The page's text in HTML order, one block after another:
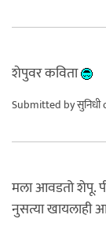
शेपुवर कविता
Submitted byसुनिधी
मला आवडतो शेपू.
नुसत्या खायलाही